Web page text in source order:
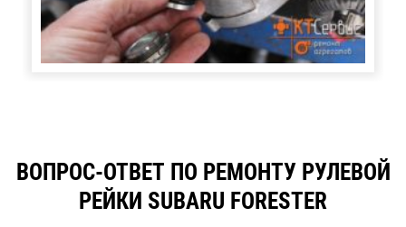
ВОПРОС-ОТВЕТ ПО РЕМОНТУ РУЛЕВОЙ
РЕЙКИ SUBARU FORESTER